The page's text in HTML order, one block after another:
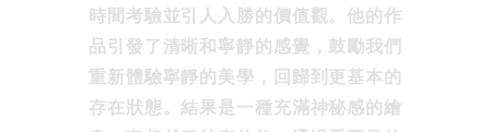
時間考驗並引人入勝的價值觀。他的作
品引發了清晰和寧靜的感覺，鼓勵我們
重新體驗寧靜的美學，回歸到更基本的
存在狀態。結果是一種充滿神秘感的繪